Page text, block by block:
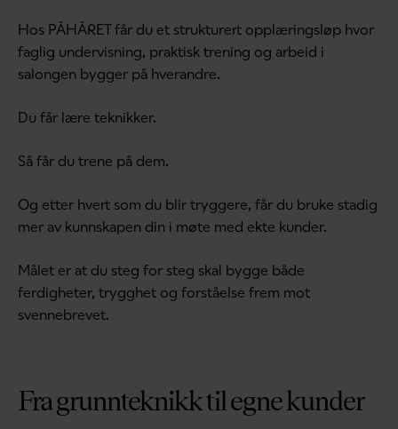
Hos PÅHÅRET får du et strukturert opplæringsløp hvor
faglig undervisning, praktisk trening og arbeid i
salongen bygger på hverandre.
Du får lære teknikker.
Så får du trene på dem.
Og etter hvert som du blir tryggere, får du bruke stadig
mer av kunnskapen din i møte med ekte kunder.
Målet er at du steg for steg skal bygge både
ferdigheter, trygghet og forståelse frem mot
svennebrevet.
Fra grunnteknikk til egne kunder